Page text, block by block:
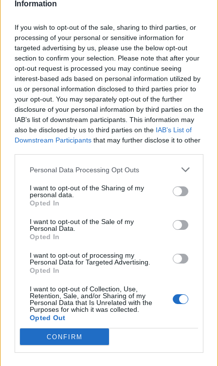
Information
If you wish to opt-out of the sale, sharing to third parties, or
processing of your personal or sensitive information for
targeted advertising by us, please use the below opt-out
section to confirm your selection. Please note that after your
opt-out request is processed you may continue seeing
interest-based ads based on personal information utilized by
us or personal information disclosed to third parties prior to
your opt-out. You may separately opt-out of the further
disclosure of your personal information by third parties on the
IAB’s list of downstream participants. This information may
also be disclosed by us to third parties on the IAB’s List of
Downstream Participants that may further disclose it to other
Personal Data Processing Opt Outs
I want to opt-out of the Sharing of my
personal data.
Opted In
I want to opt-out of the Sale of my
Personal Data.
Opted In
I want to opt-out of processing my
Personal Data for Targeted Advertising.
Opted In
I want to opt-out of Collection, Use,
Retention, Sale, and/or Sharing of my
Personal Data that Is Unrelated with the
Purposes for which it was collected.
Opted Out
CONFIRM
@COOLH
OMEGR